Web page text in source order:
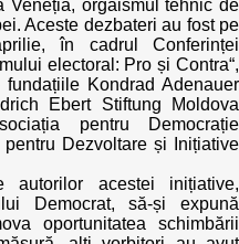
politici locale din
instituțiilor
civile
orgaismul tehnic de
Aceste dezbateri au fost pe
în cadrul Conferinței
electoral: Pro și Contra“,
Kondrad Adenauer
Ebert Stiftung Moldova
pentru Democrație
Dezvoltare și Inițiative
autorilor acestei inițiative,
Democrat, să-și expună
oportunitatea schimbării